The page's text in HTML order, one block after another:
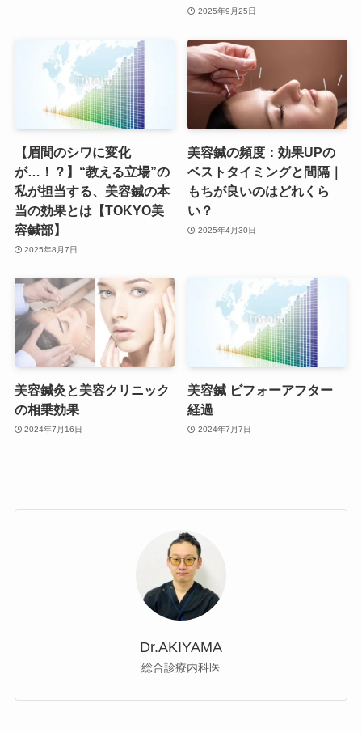
2025年9月25日
【眉間のシワに変化
が…！？】“教える立場”の
私が担当する、美容鍼の本
当の効果とは【TOKYO美
容鍼部】
2025年8月7日
美容鍼の頻度：効果UPの
ベストタイミングと間隔｜
もちが良いのはどれくら
い？
2025年4月30日
美容鍼灸と美容クリニック
の相乗効果
2024年7月16日
美容鍼 ビフォーアフター
経過
2024年7月7日
Dr.AKIYAMA
総合診療内科医